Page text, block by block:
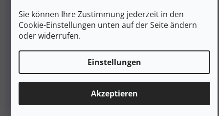
Sie können Ihre Zustimmung jederzeit in den
Cookie-Einstellungen unten auf der Seite ändern
oder widerrufen.
Einstellungen
Akzeptieren
Zwischensohle bis zur Außensohle. Dieses System
verbessert dieDruckverteilung bei jedem Schritt
erheblich und reduziert das Risiko von Blasen oder
Schmerzen.
Beugt Ermüdung vor und fördert die
natürliche Bewegung
AnatomischeAKU Custom Fit Soft-Einlegesohle
mit medialer Längsverstärkung